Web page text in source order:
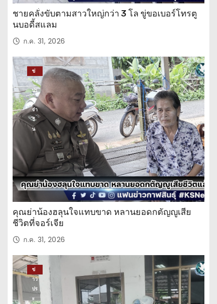
ชายคลั่งขับตามสาวใหญ่กว่า 3 โล ขู่ขอเบอร์โทรตู
นบอดี้สแลม
ก.ค. 31, 2026
ข่
าว
ปร
ะ
จำ
วั
น
คุณย่าน้องฮลุนใจแทบขาด หลานยอดกตัญญูเสีย
ชีวิตที่จอร์เจีย
ก.ค. 31, 2026
ข่
าว
ปร
ะ